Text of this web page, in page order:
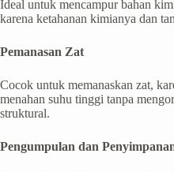
Ideal untuk mencampur bahan
karena ketahanan kimianya dan
Pemanasan Zat
Cocok untuk memanaskan zat,
menahan suhu tinggi tanpa
struktural.
Pengumpulan dan